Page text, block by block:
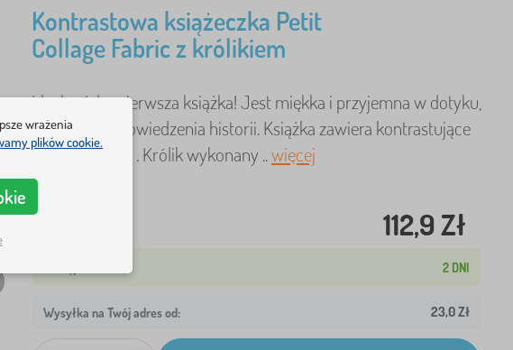
Kontrastowa książeczka Petit
Collage Fabric z królikiem
Idealna jako pierwsza książka! Jest miękka i przyjemna w dotyku,
gotowa do opowiedzenia historii. Książka zawiera kontrastujące
obrazy i wzory . Królik wykonany ..więcej
112,9 Zł
2 DNI
Wysyłka na Twój adres od: 23,0 Zł
wrażenia
plików cookie.